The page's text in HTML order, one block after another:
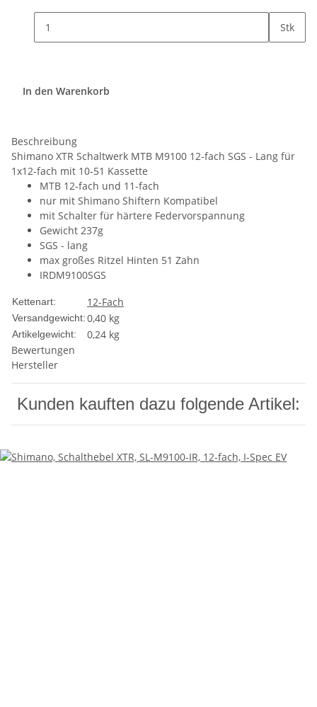
Stk
In den Warenkorb
Beschreibung
Shimano XTR Schaltwerk MTB M9100 12-fach SGS - Lang für
1x12-fach mit 10-51 Kassette
MTB 12-fach und 11-fach
nur mit Shimano Shiftern Kompatibel
mit Schalter für härtere Federvorspannung
Gewicht 237g
SGS - lang
max großes Ritzel Hinten 51 Zahn
IRDM9100SGS
Kettenart: 12-Fach
Versandgewicht:0,40 kg
Artikelgewicht: 0,24 kg
Bewertungen
Hersteller
Kunden kauften dazu folgende Artikel: